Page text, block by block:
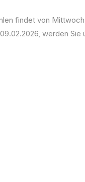
findet von
werden